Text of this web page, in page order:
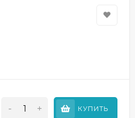
- + КУПИТЬ